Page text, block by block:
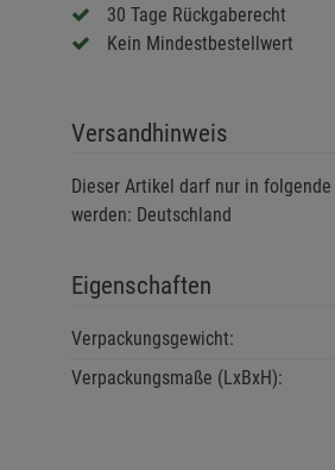
30 Tage Rückgaberecht
Kein Mindestbestellwert
Versandhinweis
Dieser Artikel darf nur in
werden: Deutschland
Eigenschaften
Verpackungsgewicht:
Verpackungsmaße (LxBxH):